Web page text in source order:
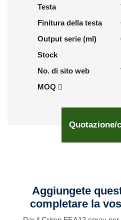
Testa
Finitura della testa
Output serie (ml)
Stock
No. di sito web
MOQ
Quotazione/
Aggiungete
completare la